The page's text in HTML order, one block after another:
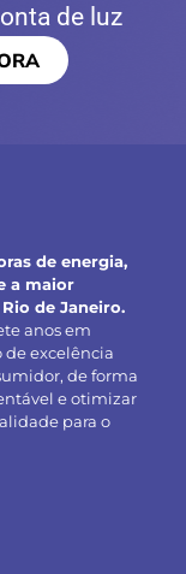
de luz
de energia,
a maior
de Janeiro.
anos em
de excelência
de forma
e otimizar
para o